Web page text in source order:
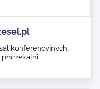
konferencyjnych,